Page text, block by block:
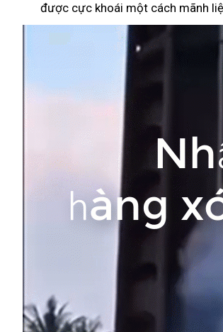
được cực khoái một cách mãnh